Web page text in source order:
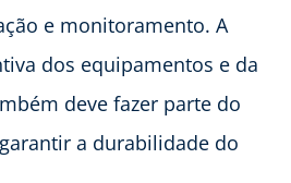
e monitoramento. A
dos equipamentos e da
deve fazer parte do
a durabilidade do